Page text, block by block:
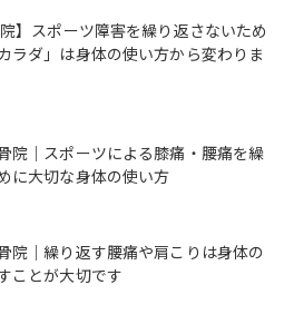
院】スポーツ障害を繰り返さないため
ラダ」は身体の使い方から変わりま
院｜スポーツによる膝痛・腰痛を繰
に大切な身体の使い方
院｜繰り返す腰痛や肩こりは身体の
ことが大切です